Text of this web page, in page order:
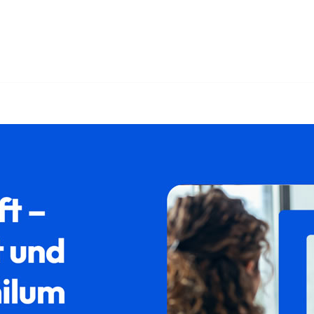
Ihr Rechtsanwalt. Wir verwirklichen Ihre